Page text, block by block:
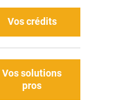
Vos crédits
Vos solutions
pros